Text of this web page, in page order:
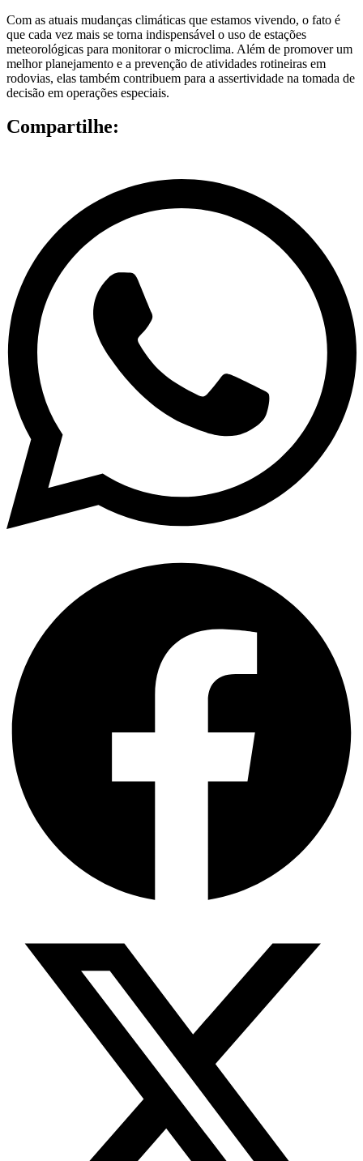
Com as atuais mudanças climáticas que estamos vivendo, o fato é
que cada vez mais se torna indispensável o uso de estações
meteorológicas para monitorar o microclima. Além de promover um
melhor planejamento e a prevenção de atividades rotineiras em
rodovias, elas também contribuem para a assertividade na tomada de
decisão em operações especiais.
Compartilhe: